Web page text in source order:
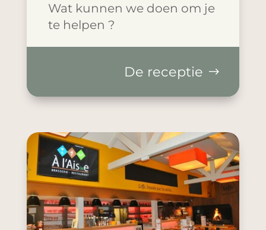
Wat kunnen we doen om je
te helpen ?
De receptie